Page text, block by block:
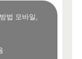
법 모바일,